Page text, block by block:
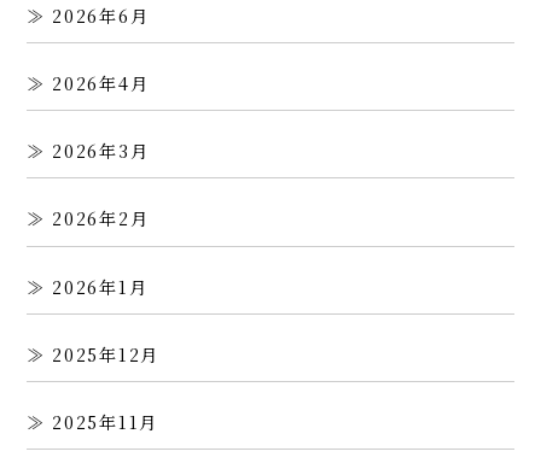
2026年6月
2026年4月
2026年3月
2026年2月
2026年1月
2025年12月
2025年11月